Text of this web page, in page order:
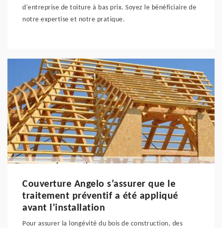
d'entreprise de toiture à bas prix. Soyez le bénéficiaire de
notre expertise et notre pratique.
Couverture Angelo s’assurer que le
traitement préventif a été appliqué
avant l’installation
Pour assurer la longévité du bois de construction, des